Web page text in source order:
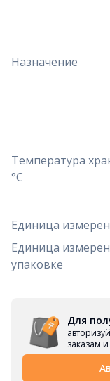
Назначение
Температура
°C
Единица
Единица
упаковке
Для
заказам